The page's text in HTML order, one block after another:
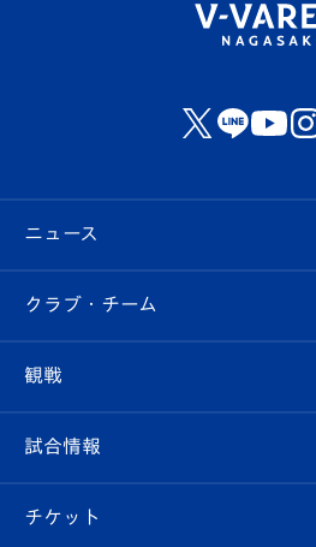
ニュース
すべて
クラブ
試合情報
クラブ・チーム
クラブ概要
観戦
観戦ルール
試合情報
試合日程/結果
チケット